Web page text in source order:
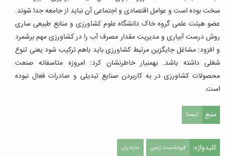
سخت بوده است و عوامل اقتصادی و اجتماعی آن نباید از جامعه جدا شوند.
عضو هیئت علمی گروه خاک دانشگاه علوم کشاورزی و منابع طبیعی ساری
روش درست آبیاری و مدیریت مقدار مصرف آب را در کشاورزی مهم برشمرد
و افزود: مشاغل جایگزین مرتبط کشاورزی باید باهم ترکیب شود یعنی تنوع
شغلی داشته باشد. بهمنیار خاطرنشان کرد: امروزه متاسفانه صنعت
محصولات کشاورزی در به کاربردن صنایع تبدیلی و صادرات فعال نبوده
است.
منبع ایسنا
کلیدواژه: فرونشست زمین مازندران